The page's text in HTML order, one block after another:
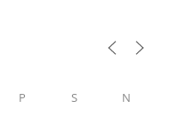
P S N